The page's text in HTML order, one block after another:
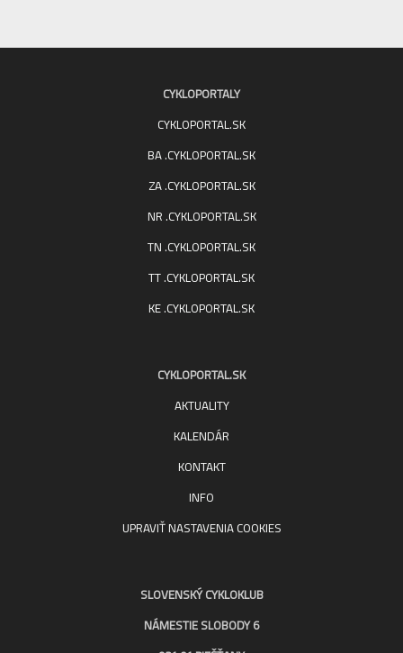
CYKLOPORTALY
CYKLOPORTAL.SK
BA .CYKLOPORTAL.SK
ZA .CYKLOPORTAL.SK
NR .CYKLOPORTAL.SK
TN .CYKLOPORTAL.SK
TT .CYKLOPORTAL.SK
KE .CYKLOPORTAL.SK
CYKLOPORTAL.SK
AKTUALITY
KALENDÁR
KONTAKT
INFO
UPRAVIŤ NASTAVENIA COOKIES
SLOVENSKÝ CYKLOKLUB
NÁMESTIE SLOBODY 6